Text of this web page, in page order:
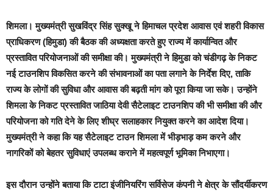
शिमला। मुख्यमंत्री सुखविंद्र सिंह सुक्खू ने हिमाचल प्रदेश आवास एवं शहरी विकास
प्राधिकरण (हिमुडा) की बैठक की अध्यक्षता करते हुए राज्य में कार्यान्वित और
प्रस्तावित परियोजनाओं की समीक्षा की। मुख्यमंत्री ने हिमुडा को चंडीगढ़ के निकट
नई टाउनशिप विकसित करने की संभावनाओं का पता लगाने के निर्देश दिए, ताकि
राज्य के लोगों की सुविधा और आवास की बढ़ती मांग को पूरा किया जा सके। उन्होंने
शिमला के निकट प्रस्तावित जाठिया देवी सैटेलाइट टाउनशिप की भी समीक्षा की और
परियोजना को गति देने के लिए शीघ्र सलाहकार नियुक्त करने का आदेश दिया।
मुख्यमंत्री ने कहा कि यह सैटेलाइट टाउन शिमला में भीड़भाड़ कम करने और
नागरिकों को बेहतर सुविधाएं उपलब्ध कराने में महत्वपूर्ण भूमिका निभाएगा।
इस दौरान उन्होंने बताया कि टाटा इंजीनियरिंग सर्विसेज कंपनी ने क्षेत्र के सौंदर्यीकरण